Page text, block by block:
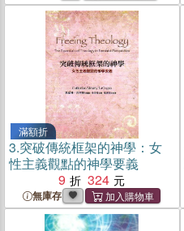
滿額折
3.突破傳統框架的神學：女
性主義觀點的神學要義
9
324
無庫存